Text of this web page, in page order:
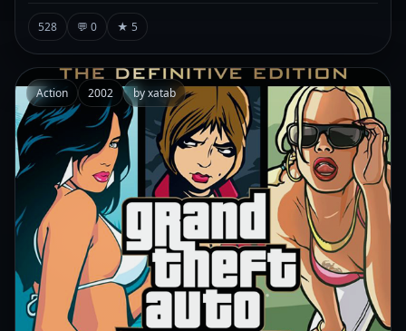
528 💬 0 ★ 5
Action 2002 by xatab